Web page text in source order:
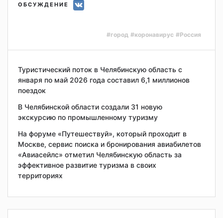
ОБСУЖДЕНИЕ
#город #коронавирус #Россия
Туристический поток в Челябинскую область с
января по май 2026 года составил 6,1 миллионов
поездок
В Челябинской области создали 31 новую
экскурсию по промышленному туризму
На форуме «Путешествуй», который проходит в
Москве, сервис поиска и бронирования авиабилетов
«Авиасейлс» отметил Челябинскую область за
эффективное развитие туризма в своих
территориях